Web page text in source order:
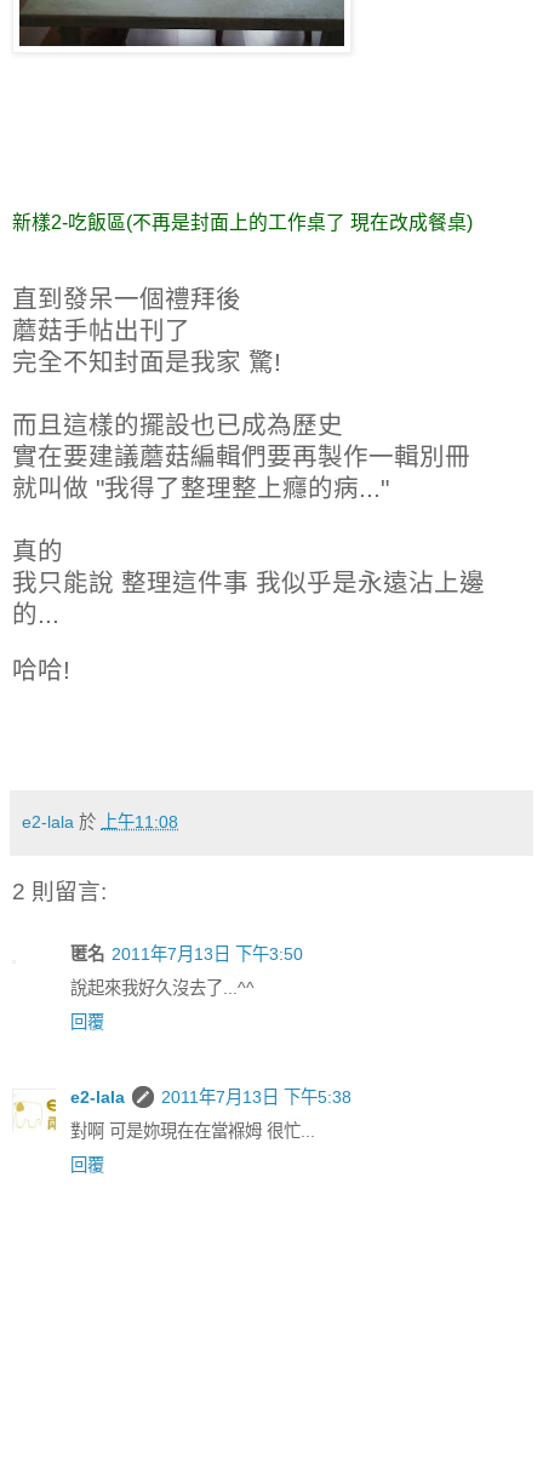
新樣2-吃飯區(不再是封面上的工作桌了 現在改成餐桌)
直到發呆一個禮拜後
蘑菇手帖出刊了
完全不知封面是我家 驚!
而且這樣的擺設也已成為歷史
實在要建議蘑菇編輯們要再製作一輯別冊
就叫做 "我得了整理整上癮的病..."
真的
我只能說 整理這件事 我似乎是永遠沾上邊
的...
哈哈!
e2-lala 於 上午11:08
2 則留言:
匿名 2011年7月13日 下午3:50
說起來我好久沒去了...^^
回覆
e2-lala
2011年7月13日 下午5:38
對啊 可是妳現在在當褓姆 很忙...
回覆